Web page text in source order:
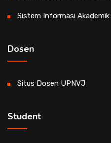
Sistem Informasi Akademik
Dosen
Situs Dosen UPNVJ
Student